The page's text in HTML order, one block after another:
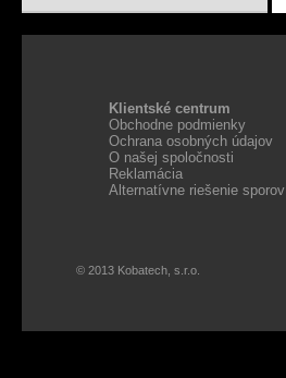
Klientské centrum
Obchodne podmienky
Ochrana osobných údajov
O našej spoločnosti
Reklamácia
Alternatívne riešenie sporov
© 2013 Kobatech, s.r.o.